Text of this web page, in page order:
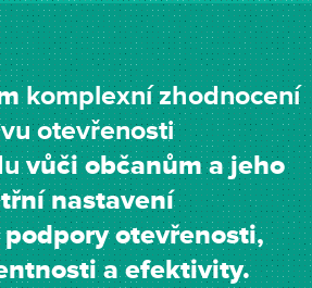
komplexní zhodnocení
otevřenosti
vůči občanům a jeho
nastavení
otevřenosti,
a efektivity.